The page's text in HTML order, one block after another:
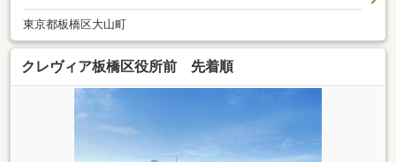
東京都板橋区大山町
クレヴィア板橋区役所前 先着順